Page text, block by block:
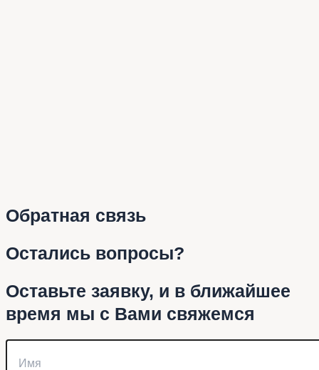
Обратная связь
Остались вопросы?
Оставьте заявку, и в ближайшее
время мы с Вами свяжемся